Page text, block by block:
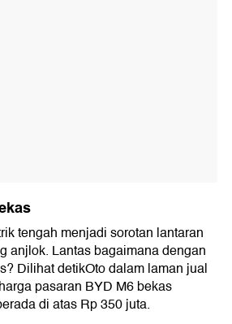
tengah menjadi sorotan lantaran
anjlok. Lantas bagaimana dengan
Dilihat detikOto dalam laman jual
pasaran BYD M6 bekas
di atas Rp 350 juta.